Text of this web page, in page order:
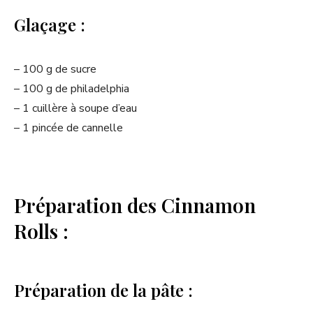
Glaçage :
– 100 g de sucre
– 100 g de philadelphia
– 1 cuillère à soupe d’eau
– 1 pincée de cannelle
Préparation des Cinnamon
Rolls :
Préparation de la pâte :